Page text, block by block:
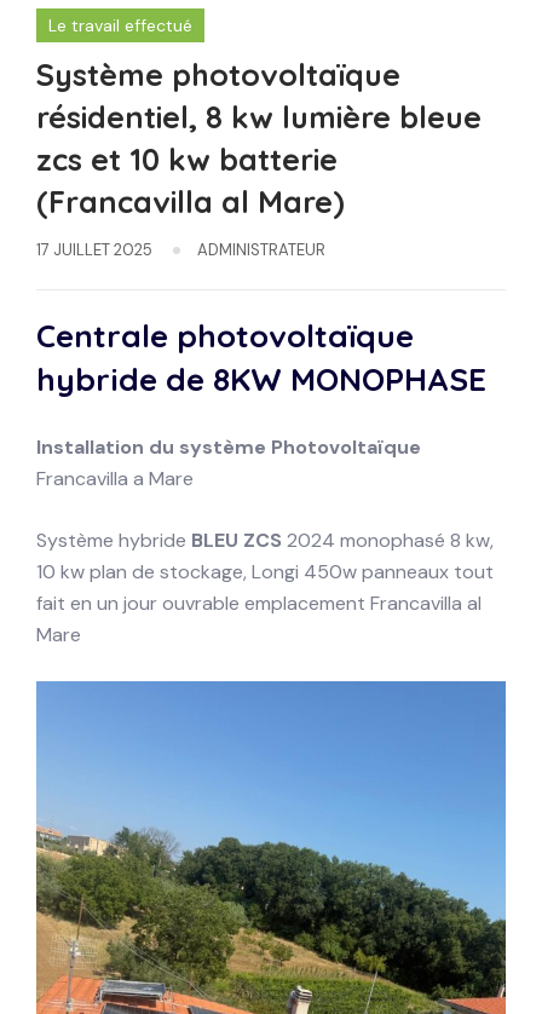
Le travail effectué
Système photovoltaïque
résidentiel, 8 kw lumière bleue
zcs et 10 kw batterie
(Francavilla al Mare)
17 JUILLET 2025 ADMINISTRATEUR
Centrale photovoltaïque
hybride de 8KW MONOPHASE
Installation du système Photovoltaïque
Francavilla a Mare
Système hybride BLEU ZCS 2024 monophasé 8 kw,
10 kw plan de stockage, Longi 450w panneaux tout
fait en un jour ouvrable emplacement Francavilla al
Mare